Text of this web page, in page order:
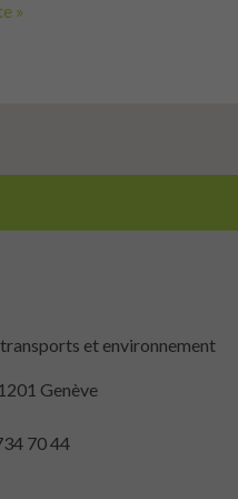
»
et environnement
Genève
70 44